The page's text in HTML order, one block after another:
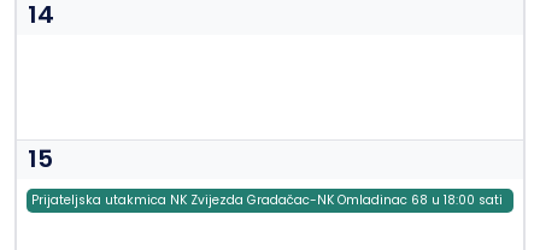
14
15
Prijateljska utakmica NK Zvijezda Gradačac-NK Omladinac 68 u 18:00 sati